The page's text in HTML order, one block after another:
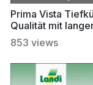
Prima Vista
Qualität mit
853 views